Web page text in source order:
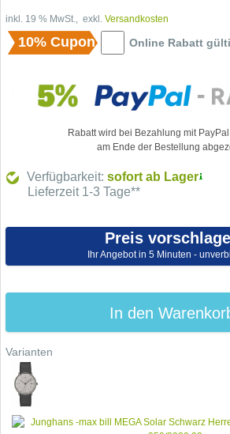
inkl. 19 % MwSt., exkl. Versandkosten
10% Cupon Online Rabatt
Rabatt wird bei Bezahlung mit
am Ende der Bestellung
Verfügbarkeit: sofort ab Lager
Lieferzeit 1-3 Tage**
Preis
Ihr Angebot in 5 Minuten -
In den
Varianten